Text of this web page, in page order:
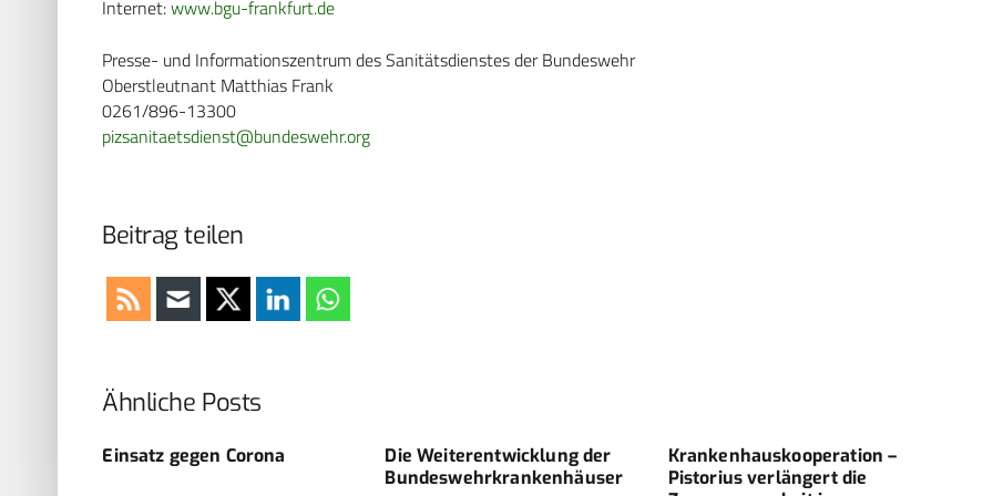
Internet:www.bgu-frankfurt.de
Presse- und Informationszentrum des Sanitätsdienstes der Bundeswehr
Oberstleutnant Matthias Frank
0261/896-13300
pizsanitaetsdienst@bundeswehr.org
Beitrag teilen
Ähnliche Posts
Einsatz gegen Corona
Die Weiterentwicklung der
Bundeswehrkrankenhäuser
Krankenhauskooperation –
Pistorius verlängert die